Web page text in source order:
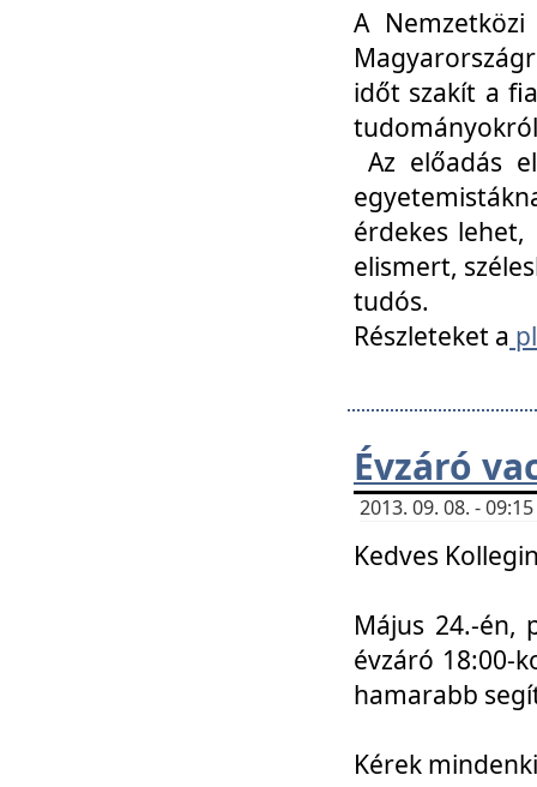
A
időt szakít a
Az előadás
érdekes lehet,
elismert,
tudós.
Részleteket a
Évzáró
2013. 09. 08. -
Kedves
Május 24.-én,
évzáró 18:00-
hamarabb
Kérek